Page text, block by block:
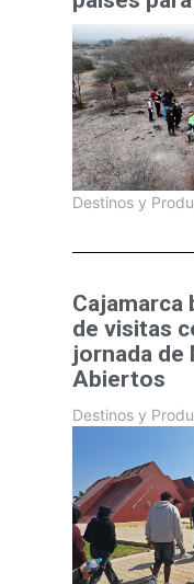
Destinos y
Cajamarca
de visitas
jornada de
Abiertos
Destinos y